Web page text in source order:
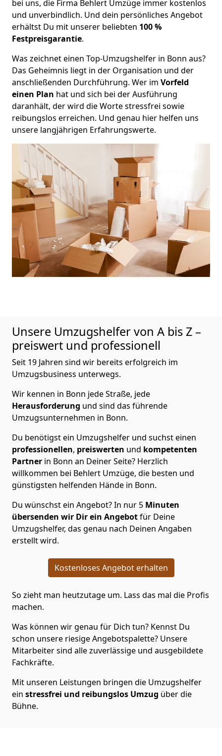
bei uns, die Firma Behlert Umzüge immer kostenlos
und unverbindlich. Und dein persönliches Angebot
erhältst Du mit unserer beliebten 100 %
Festpreisgarantie.
Was zeichnet einen Top-Umzugshelfer in Bonn aus?
Das Geheimnis liegt in der Organisation und der
anschließenden Durchführung. Wer im Vorfeld
einen Plan hat und sich bei der Ausführung
daranhält, der wird die Worte stressfrei sowie
reibungslos erreichen. Und genau hier helfen uns
unsere langjährigen Erfahrungswerte.
Unsere Umzugshelfer von A bis Z –
preiswert und professionell
Seit 19 Jahren sind wir bereits erfolgreich im
Umzugsbusiness unterwegs.
Wir kennen in Bonn jede Straße, jede
Herausforderung und sind das führende
Umzugsunternehmen in Bonn.
Du benötigst ein Umzugshelfer und suchst einen
professionellen, preiswerten und kompetenten
Partner in Bonn an Deiner Seite? Herzlich
willkommen bei Behlert Umzüge, die besten und
günstigsten helfenden Hände in Bonn.
Du wünschst ein Angebot? In nur 5 Minuten
übersenden wir Dir ein Angebotfür Deine
Umzugshelfer, das genau nach Deinen Angaben
erstellt wird.
Kostenloses Angebot erhalten
So zieht man heutzutage um. Lass das mal die Profis
machen.
Was können wir genau für Dich tun? Kennst Du
schon unsere riesige Angebotspalette? Unsere
Mitarbeiter sind alle zuverlässige und ausgebildete
Fachkräfte.
Mit unseren Leistungen bringen die Umzugshelfer
ein stressfrei und reibungslos Umzug über die
Bühne.